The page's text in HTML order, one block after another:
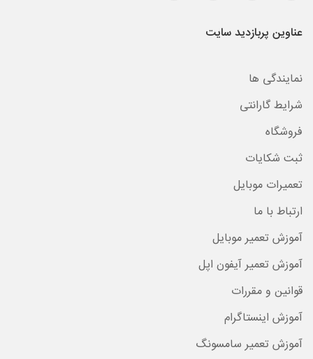
عناوین پربازدید سایت
نمایندگی ها
شرایط گارانتی
فروشگاه
ثبت شکایات
تعمیرات موبایل
ارتباط با ما
آموزش تعمیر موبایل
آموزش تعمیر آیفون اپل
قوانین و مقررات
آموزش اینستاگرام
آموزش تعمیر سامسونگ